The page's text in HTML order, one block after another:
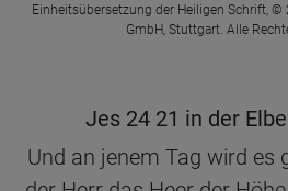
Einheitsübersetzung der Heiligen Schrift,
GmbH, Stuttgart. Alle
Jes 24 21 in der
Und an jenem Tag wird es